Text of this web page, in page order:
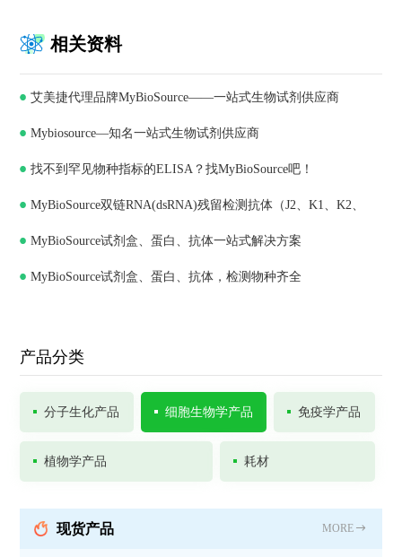
相关资料
艾美捷代理品牌MyBioSource——一站式生物试剂供应商
Mybiosource—知名一站式生物试剂供应商
找不到罕见物种指标的ELISA？找MyBioSource吧！
MyBioSource双链RNA(dsRNA)残留检测抗体（J2、K1、K2、
J5）和ELISA试剂盒
MyBioSource试剂盒、蛋白、抗体一站式解决方案
MyBioSource试剂盒、蛋白、抗体，检测物种齐全
产品分类
分子生化产品 细胞生物学产品 免疫学产品
植物学产品 耗材
现货产品 MORE